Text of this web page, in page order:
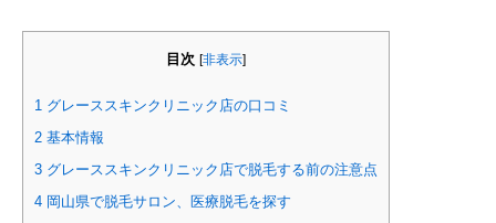
目次 [非表示]
1 グレーススキンクリニック店の口コミ
2 基本情報
3 グレーススキンクリニック店で脱毛する前の注意点
4 岡山県で脱毛サロン、医療脱毛を探す